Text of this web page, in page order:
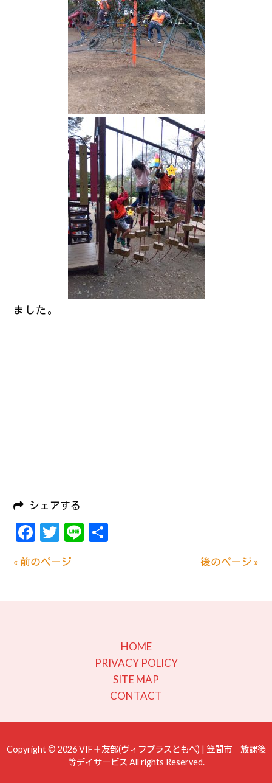
ました。
シェアする
Facebook
Twitter
Line
« 前のページ 後のページ »
HOME
PRIVACY POLICY
SITE MAP
CONTACT
Copyright © 2026 VIF＋友部(ヴィフプラスともべ) | 笠間市 放課後
等デイサービス All rights Reserved.